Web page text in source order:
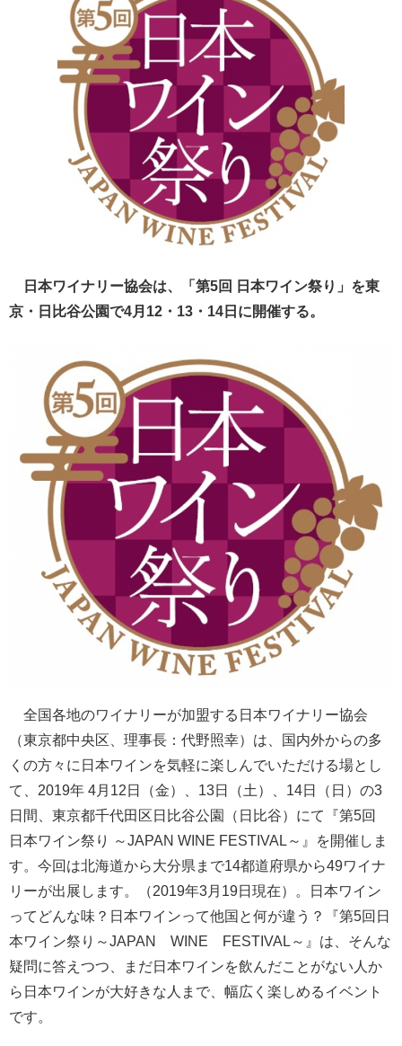
日本ワイナリー協会は、「第5回 日本ワイン祭り」を東
京・日比谷公園で4月12・13・14日に開催する。
全国各地のワイナリーが加盟する日本ワイナリー協会
（東京都中央区、理事長：代野照幸）は、国内外からの多
くの方々に日本ワインを気軽に楽しんでいただける場とし
て、2019年 4月12日（金）、13日（土）、14日（日）の3
日間、東京都千代田区日比谷公園（日比谷）にて『第5回
日本ワイン祭り ～JAPAN WINE FESTIVAL～』を開催しま
す。今回は北海道から大分県まで14都道府県から49ワイナ
リーが出展します。（2019年3月19日現在）。日本ワイン
ってどんな味？日本ワインって他国と何が違う？『第5回日
本ワイン祭り～JAPAN WINE FESTIVAL～』は、そんな
疑問に答えつつ、まだ日本ワインを飲んだことがない人か
ら日本ワインが大好きな人まで、幅広く楽しめるイベント
です。